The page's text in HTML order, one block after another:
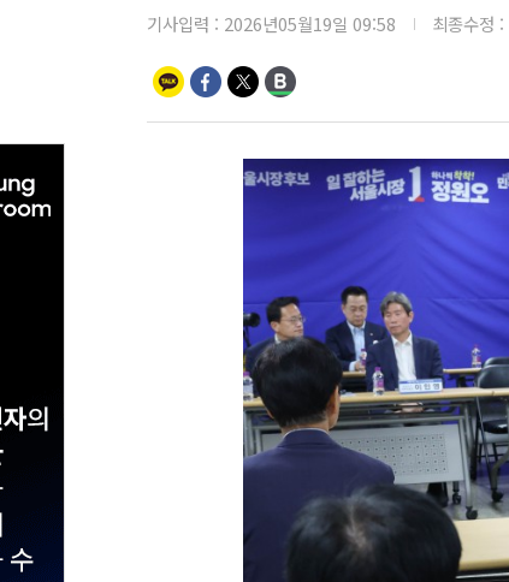
기사입력 : 2026년05월19일 09:58 최종수정 :